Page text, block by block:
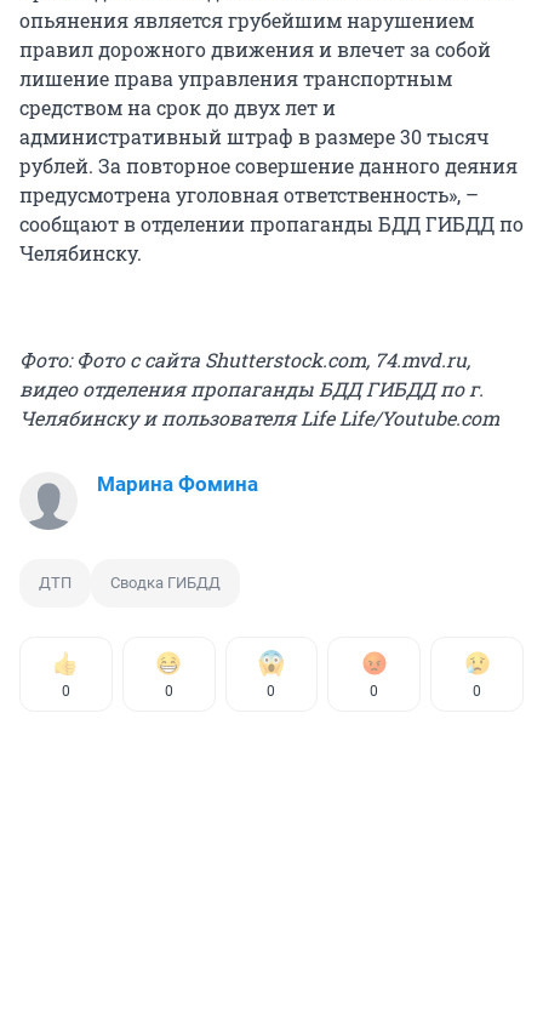
опьянения является грубейшим нарушением
правил дорожного движения и влечет за собой
лишение права управления транспортным
средством на срок до двух лет и
административный штраф в размере 30 тысяч
рублей. За повторное совершение данного деяния
предусмотрена уголовная ответственность», –
сообщают в отделении пропаганды БДД ГИБДД по
Челябинску.
Фото: Фото с сайта Shutterstock.com, 74.mvd.ru,
видео отделения пропаганды БДД ГИБДД по г.
Челябинску и пользователя Life Life/Youtube.com
Марина Фомина
ДТП Сводка ГИБДД
0 0 0 0 0